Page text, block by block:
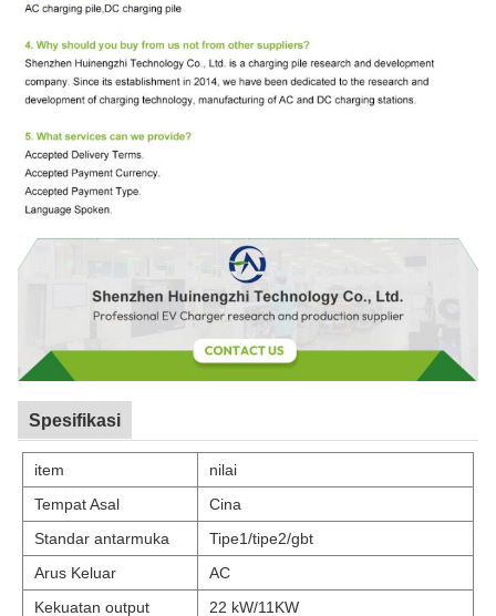
Spesifikasi
item
nilai
Tempat Asal
Cina
Standar antarmuka
Tipe1/tipe2/gbt
Arus Keluar
AC
Kekuatan output
22 kW/11KW